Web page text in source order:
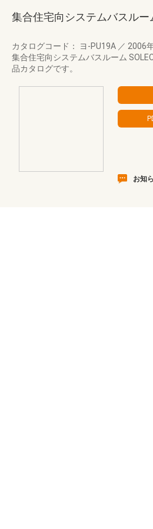
集合住宅向システムバスルー
カタログコード： ヨ-PU19A ／ 2006
集合住宅向システムバスルーム
品カタログです。
お知